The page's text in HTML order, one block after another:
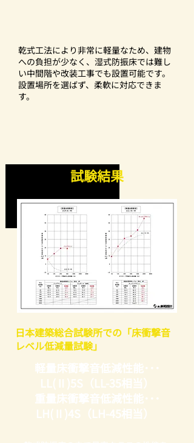
乾式工法により非常に軽量なため、建物
への負担が少なく、湿式防振床では難し
い中間階や改装工事でも設置可能です。
設置場所を選ばず、柔軟に対応できま
す。
試験結果
軽量床衝撃音低減性能･･･
LL(Ⅱ)5S（LL-35相当）
重量床衝撃音低減性能･･･
LH(Ⅱ)4S（LH-45相当） ​ ​
日本建築総合試験所での「床衝撃音
レベル低減量試験」